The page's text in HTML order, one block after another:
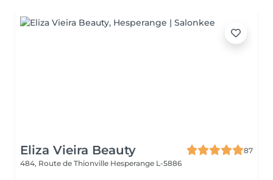
Eliza Vieira Beauty
87
484, Route de Thionville Hesperange L-5886